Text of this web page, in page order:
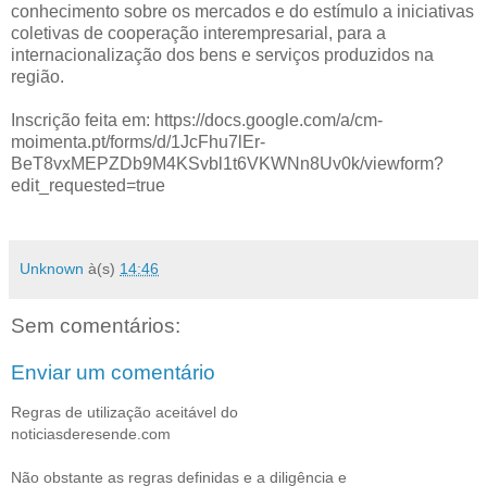
conhecimento sobre os mercados e do estímulo a iniciativas
coletivas de cooperação interempresarial, para a
internacionalização dos bens e serviços produzidos na
região.
Inscrição feita em: https://docs.google.com/a/cm-
moimenta.pt/forms/d/1JcFhu7lEr-
BeT8vxMEPZDb9M4KSvbl1t6VKWNn8Uv0k/viewform?
edit_requested=true
Unknown à(s) 14:46
Sem comentários:
Enviar um comentário
Regras de utilização aceitável do
noticiasderesende.com
Não obstante as regras definidas e a diligência e